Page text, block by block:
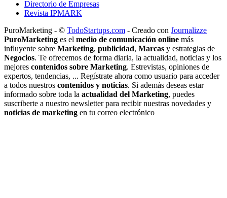
Directorio de Empresas
Revista IPMARK
PuroMarketing - © TodoStartups.com - Creado con Journalizze
PuroMarketing es el medio de comunicación online más
influyente sobre Marketing, publicidad, Marcas y estrategias de
Negocios. Te ofrecemos de forma diaria, la actualidad, noticias y los
mejores contenidos sobre Marketing. Estrevistas, opiniones de
expertos, tendencias, ... Regístrate ahora como usuario para acceder
a todos nuestros contenidos y noticias. Si además deseas estar
informado sobre toda la actualidad del Marketing, puedes
suscriberte a nuestro newsletter para recibir nuestras novedades y
noticias de marketing en tu correo electrónico